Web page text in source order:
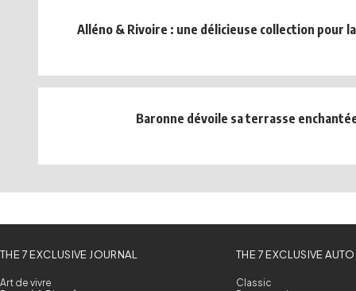
Alléno & Rivoire : une délicieuse collection pour
Baronne dévoile sa terrasse
THE 7 EXCLUSIVE JOURNAL
Art de vivre
THE 7 EXCLUSIVE AUTO
Classic